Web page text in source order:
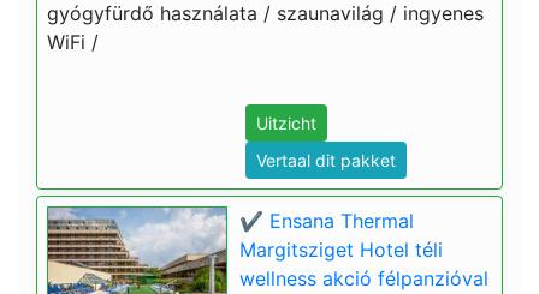
gyógyfürdő használata / szaunavilág / ingyenes
WiFi /
Uitzicht
Vertaal dit pakket
✔️ Ensana Thermal
Margitsziget Hotel téli
wellness akció félpanzióval